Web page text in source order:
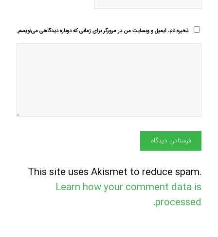
ذخیره نام، ایمیل و وبسایت من در مرورگر برای زمانی که دوباره دیدگاهی می‌نویسم.
This site uses Akismet to reduce spam.
Learn how your comment data is
processed
.